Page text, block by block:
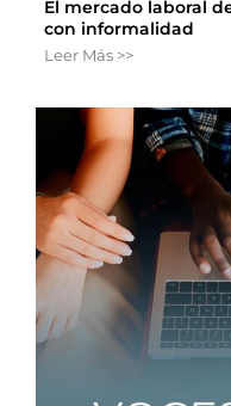
El mercado laboral
con informalidad
Leer Más >>